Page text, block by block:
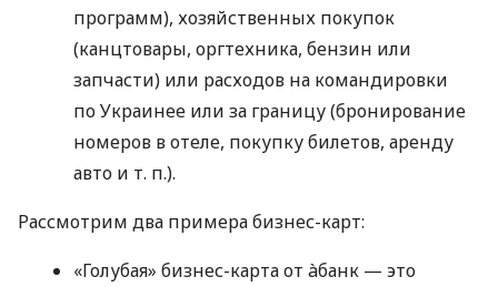
программ), хозяйственных покупок
(канцтовары, оргтехника, бензин или
запчасти) или расходов на командировки
по Украинее или за границу (бронирование
номеров в отеле, покупку билетов, аренду
авто и т. п.).
Рассмотрим два примера бизнес-карт:
«Голубая» бизнес-карта от àбанк — это